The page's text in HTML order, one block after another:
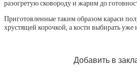
разогретую сковороду и жарим до
Приготовленные таким образом караси
хрустящей корочкой, а кости выбирать уже
Добавить в